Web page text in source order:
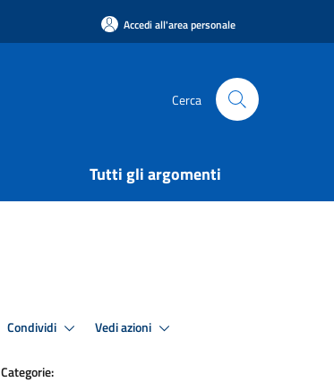
Accedi all'area personale
Cerca
Tutti gli argomenti
Condividi Vedi azioni
Categorie: